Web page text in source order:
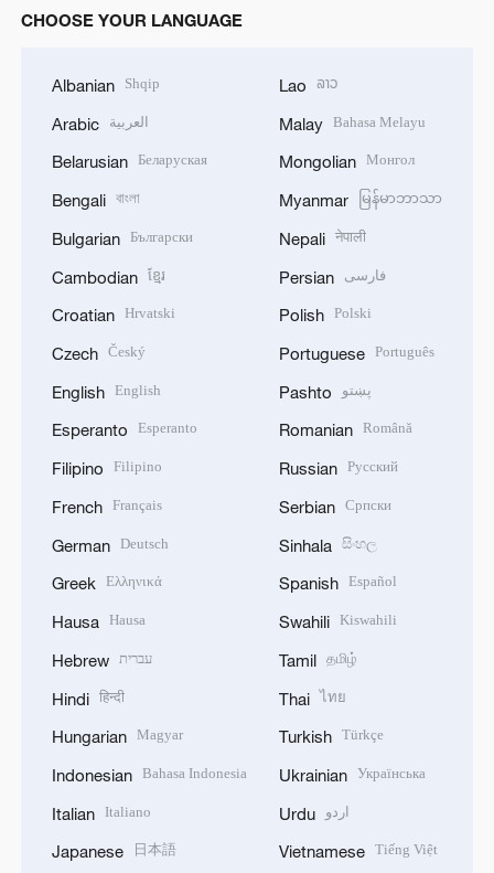
CHOOSE YOUR LANGUAGE
Albanian Shqip
Arabic العربية
Belarusian Беларуская
Bengali বাংলা
Bulgarian Български
Cambodian ខ្មែរ
Croatian Hrvatski
Czech Český
English English
Esperanto Esperanto
Filipino Filipino
French Français
German Deutsch
Greek Ελληνικά
Hausa Hausa
Hebrew עברית
Hindi हिन्दी
Hungarian Magyar
Indonesian Bahasa Indonesia
Italian Italiano
Japanese 日本語
Lao ລາວ
Malay Bahasa Melayu
Mongolian Монгол
Myanmar မြန်မာဘာသာ
Nepali नेपाली
Persian فارسی
Polish Polski
Portuguese Português
Pashto پښتو
Romanian Română
Russian Русский
Serbian Српски
Sinhala සිංහල
Spanish Español
Swahili Kiswahili
Tamil தமிழ்
Thai ไทย
Turkish Türkçe
Ukrainian Українська
Urdu اردو
Vietnamese Tiếng Việt